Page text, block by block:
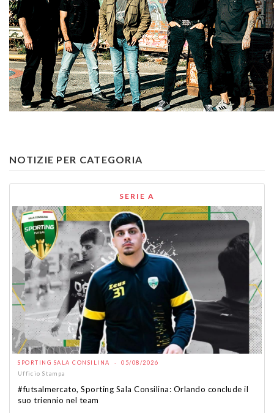
NOTIZIE PER CATEGORIA
SERIE A
SPORTING SALA CONSILINA - 05/08/2026
Ufficio Stampa
#futsalmercato, Sporting Sala Consilina: Orlando conclude il
suo triennio nel team